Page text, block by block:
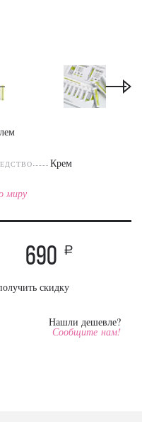
Крем
миру
690 a
скидку
Нашли дешевле?
Сообщите нам!